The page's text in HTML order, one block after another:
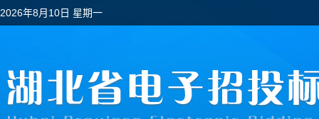
2026年8月10日 星期一